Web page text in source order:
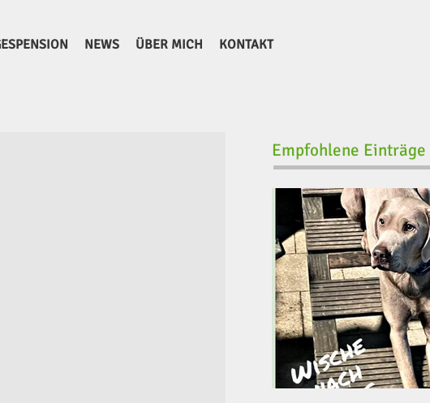
NEWS ÜBER MICH KONTAKT
Empfohlene Einträge